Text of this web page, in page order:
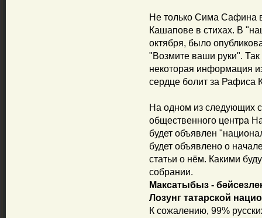
Не только Сима Сафина
Кашапове в стихах. В
октября, было
"Возмите ваши руки".
некоторая информация
сердце болит за Рафиса
На одном из следующих
общественного центра
будет объявлен
будет объявлено о
статьи о нём. Какими
собрании.
Максатыбыз -
Лозунг татарской
К сожалению, 99%